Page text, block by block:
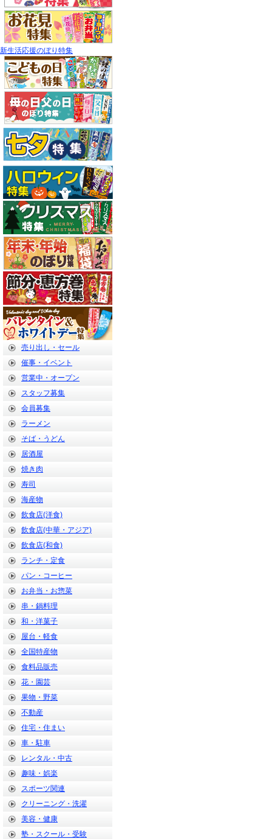
新生活応援のぼり特集
売り出し・セール
催事・イベント
営業中・オープン
スタッフ募集
会員募集
ラーメン
そば・うどん
居酒屋
焼き肉
寿司
海産物
飲食店(洋食)
飲食店(中華・アジア)
飲食店(和食)
ランチ・定食
パン・コーヒー
お弁当・お惣菜
串・鍋料理
和・洋菓子
屋台・軽食
全国特産物
食料品販売
花・園芸
果物・野菜
不動産
住宅・住まい
車・駐車
レンタル・中古
趣味・娯楽
スポーツ関連
クリーニング・洗濯
美容・健康
塾・スクール・受験